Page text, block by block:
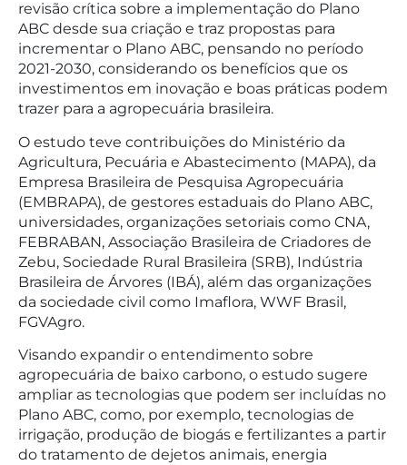
revisão crítica sobre a implementação do Plano
ABC desde sua criação e traz propostas para
incrementar o Plano ABC, pensando no período
2021-2030, considerando os benefícios que os
investimentos em inovação e boas práticas podem
trazer para a agropecuária brasileira.
O estudo teve contribuições do Ministério da
Agricultura, Pecuária e Abastecimento (MAPA), da
Empresa Brasileira de Pesquisa Agropecuária
(EMBRAPA), de gestores estaduais do Plano ABC,
universidades, organizações setoriais como CNA,
FEBRABAN, Associação Brasileira de Criadores de
Zebu, Sociedade Rural Brasileira (SRB), Indústria
Brasileira de Árvores (IBÁ), além das organizações
da sociedade civil como Imaflora, WWF Brasil,
FGVAgro.
Visando expandir o entendimento sobre
agropecuária de baixo carbono, o estudo sugere
ampliar as tecnologias que podem ser incluídas no
Plano ABC, como, por exemplo, tecnologias de
irrigação, produção de biogás e fertilizantes a partir
do tratamento de dejetos animais, energia